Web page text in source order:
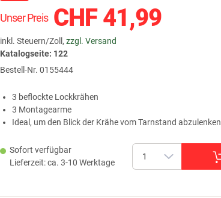
Unser Preis CHF41,99
inkl. Steuern/Zoll, zzgl. Versand
Katalogseite: 122
Bestell-Nr. 0155444
3 beflockte Lockkrähen
3 Montagearme
Ideal, um den Blick der Krähe vom Tarnstand abzulenken
Sofort verfügbar
Lieferzeit: ca. 3-10 Werktage